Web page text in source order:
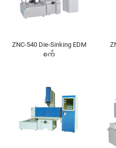
ZNC-540 Die-Sinking EDM
စက်